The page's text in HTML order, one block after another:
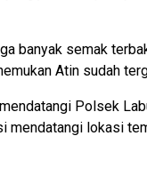
banyak semak
Atin sudah
Polsek
lokasi